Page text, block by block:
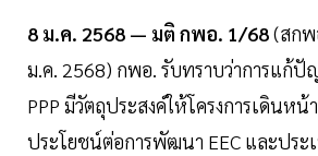
8 ม.ค. 2568 — มติ กพอ. 1/68(สกพ
ม.ค. 2568) กพอ. รับทราบว่าการแก้
PPP มีวัตถุประสงค์ให้โครงการเดินห
ประโยชน์ต่อการพัฒนา EEC และประ